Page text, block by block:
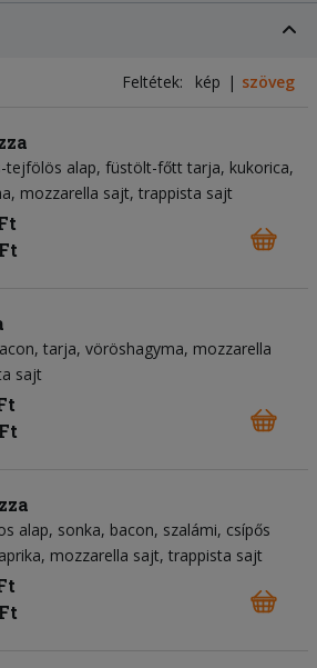
Feltétek: kép szöveg
tejfölös alap füstölt-főtt tarja kukorica
mozzarella sajt trappista sajt
tarja vöröshagyma mozzarella
sajt
alap sonka bacon szalámi csípős
mozzarella sajt trappista sajt